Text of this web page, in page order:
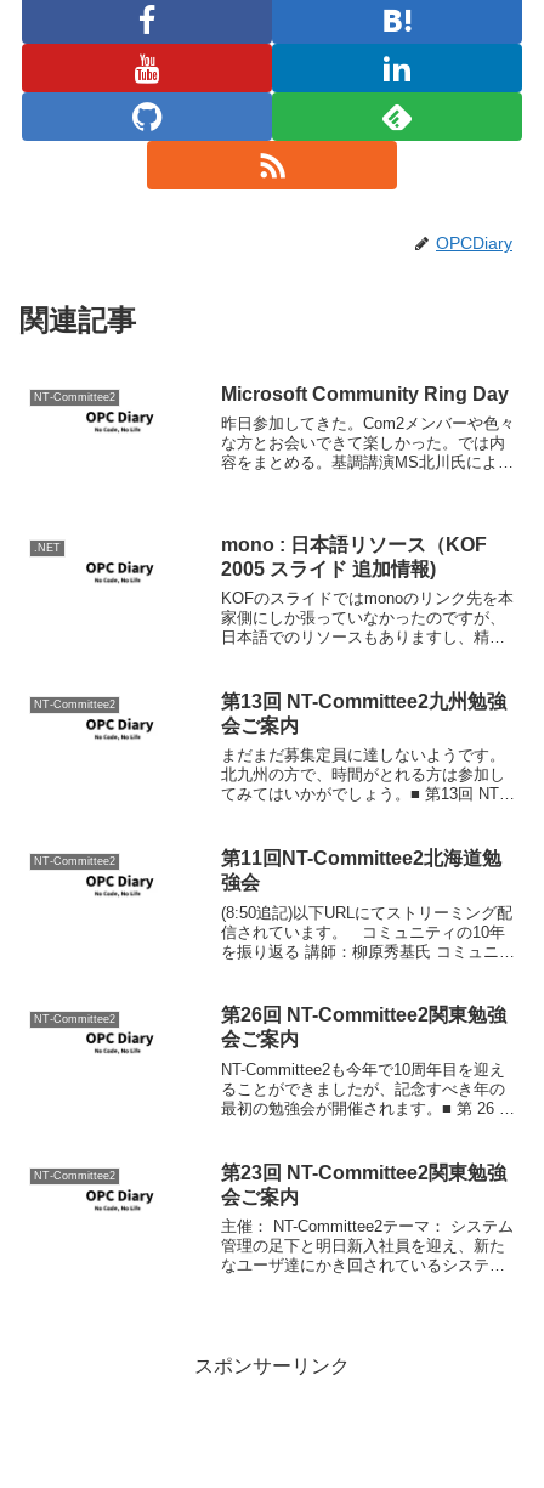
OPCDiary
関連記事
NT-Committee2 Microsoft Community Ring Day
昨日参加してきた。Com2メンバーや色々
な方とお会いできて楽しかった。では内
容をまとめる。基調講演MS北川氏による
トしていく。コミッ...
.NET
mono : 日本語リソース（KOF
2005 スライド 追加情報)
KOFのスライドではmonoのリンク先を本
家側にしか張っていなかったのですが、
日本語でのリソースもありますし、精力
NT-Committee2
第13回 NT-Committee2九州勉強
会ご案内
まだまだ募集定員に達しないようです。
北九州の方で、時間がとれる方は参加し
てみてはいかがでしょう。■ 第13回 NT-
するために必要なものW...
NT-Committee2
第11回NT-Committee2北海道勉
強会
(8:50追記)以下URLにてストリーミング配
信されています。 コミュニティの10年
を振り返る 講師：柳原秀基氏 コミュニテ
ーネットで連絡を取り合う 情報交...
NT-Committee2
第26回 NT-Committee2関東勉強
会ご案内
NT-Committee2も今年で10周年目を迎え
ることができましたが、記念すべき年の
最初の勉強会が開催されます。■ 第 26 回
NT-Committee2
第23回 NT-Committee2関東勉強
会ご案内
主催： NT-Committee2テーマ： システム
管理の足下と明日新入社員を迎え、新た
なユーザ達にかき回されているシステム
スポンサーリンク